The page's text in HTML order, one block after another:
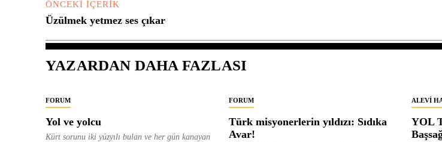
ÖNCEKI İÇERIK
Üzülmek yetmez ses çıkar
YAZARDAN DAHA FAZLASI
FORUM
Yol ve yolcu
Kürt sorunu iki yüzyılı bulan ve her gün kanayan
FORUM
Türk misyonerlerin yıldızı: Sıdıka
Avar!
ALEVI
YOL